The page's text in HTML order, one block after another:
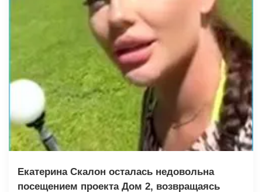
Екатерина Скалон осталась недовольна
посещением проекта Дом 2, возвращаясь